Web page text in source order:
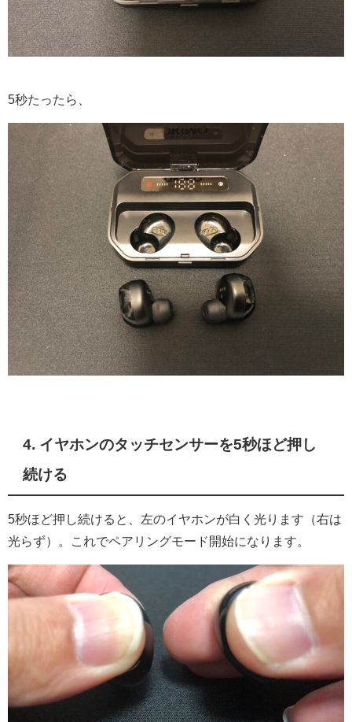
5秒たったら、
4. イヤホンのタッチセンサーを5秒ほど押し
続ける
5秒ほど押し続けると、左のイヤホンが白く光ります（右は
光らず）。これでペアリングモード開始になります。